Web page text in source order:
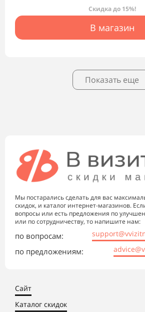
Скидка до 15%!
В магазин
Показать еще
Мы постарались сделать для вас
скидок, и каталог интернет-магазинов.
вопросы или есть предложения по
или по сотрудничеству, то напишите нам:
по вопросам:
по предложениям:
Сайт
Каталог скидок